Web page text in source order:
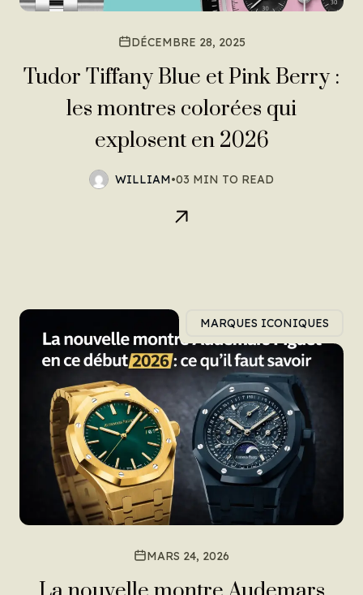
DÉCEMBRE 28, 2025
Tudor Tiffany Blue et Pink Berry :
les montres colorées qui
explosent en 2026
WILLIAM•03 MIN TO READ
MARQUES ICONIQUES
MARS 24, 2026